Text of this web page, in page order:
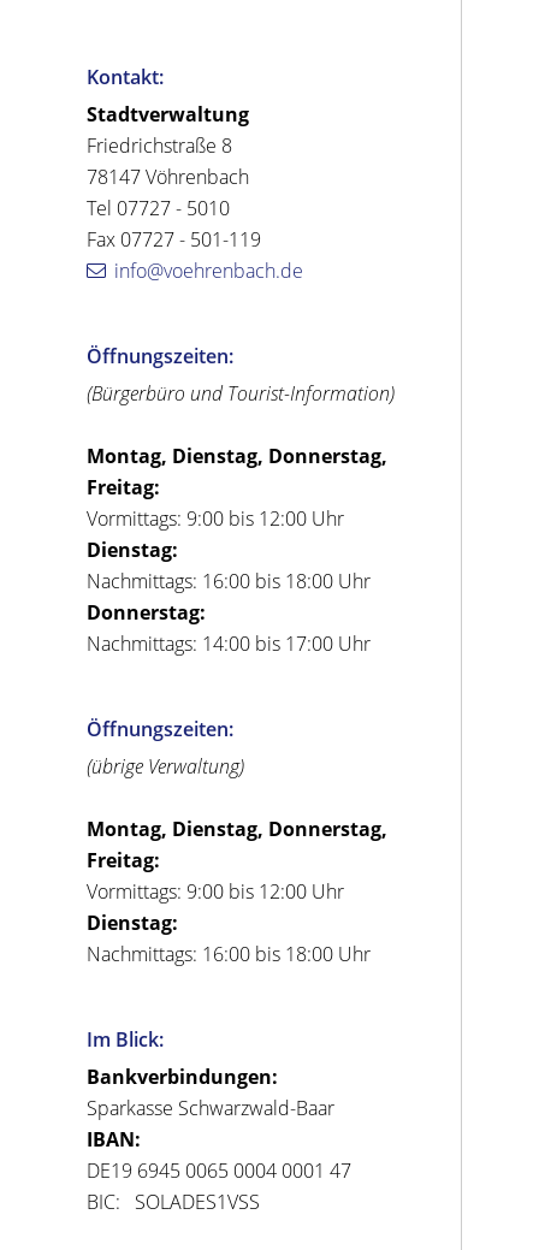
Kontakt:
Stadtverwaltung
Friedrichstraße 8
78147 Vöhrenbach
Tel 07727 - 5010
Fax 07727 - 501-119
info@voehrenbach.de
Öffnungszeiten:
(Bürgerbüro und Tourist-Information)
Montag, Dienstag, Donnerstag,
Freitag:
Vormittags: 9:00 bis 12:00 Uhr
Dienstag:
Nachmittags: 16:00 bis 18:00 Uhr
Donnerstag:
Nachmittags: 14:00 bis 17:00 Uhr
Öffnungszeiten:
(übrige Verwaltung)
Montag, Dienstag, Donnerstag,
Freitag:
Vormittags: 9:00 bis 12:00 Uhr
Dienstag:
Nachmittags: 16:00 bis 18:00 Uhr
Im Blick:
Bankverbindungen:
Sparkasse Schwarzwald-Baar
IBAN:
DE19 6945 0065 0004 0001 47
BIC: SOLADES1VSS